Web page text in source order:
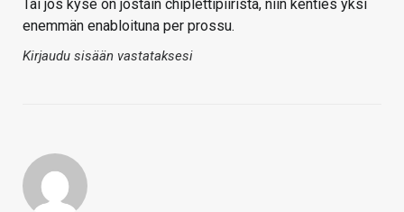
Tai jos kyse on jostain chiplettipiiristä, niin kenties yksi
enemmän enabloituna per prossu.
Kirjaudu sisään vastataksesi